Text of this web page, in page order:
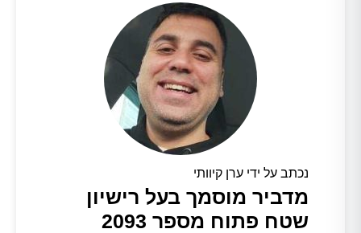
נכתב על ידי ערן קיוותי
מדביר מוסמך בעל רישיון
שטח פתוח מספר 2093